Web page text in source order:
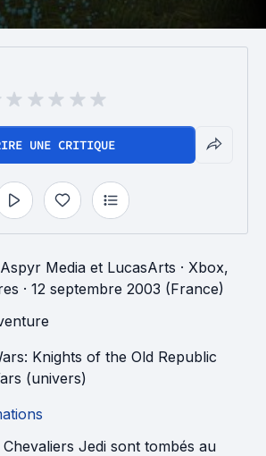
UNE CRITIQUE
Aspyr Media et LucasArts · Xbox,
· 12 septembre 2003 (France)
Knights of the Old Republic
(univers)
Jedi sont tombés au